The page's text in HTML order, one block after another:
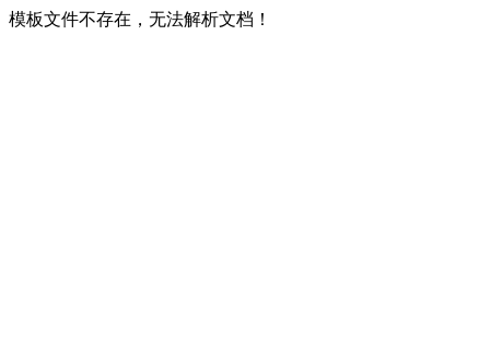
模板文件不存在，无法解析文档！